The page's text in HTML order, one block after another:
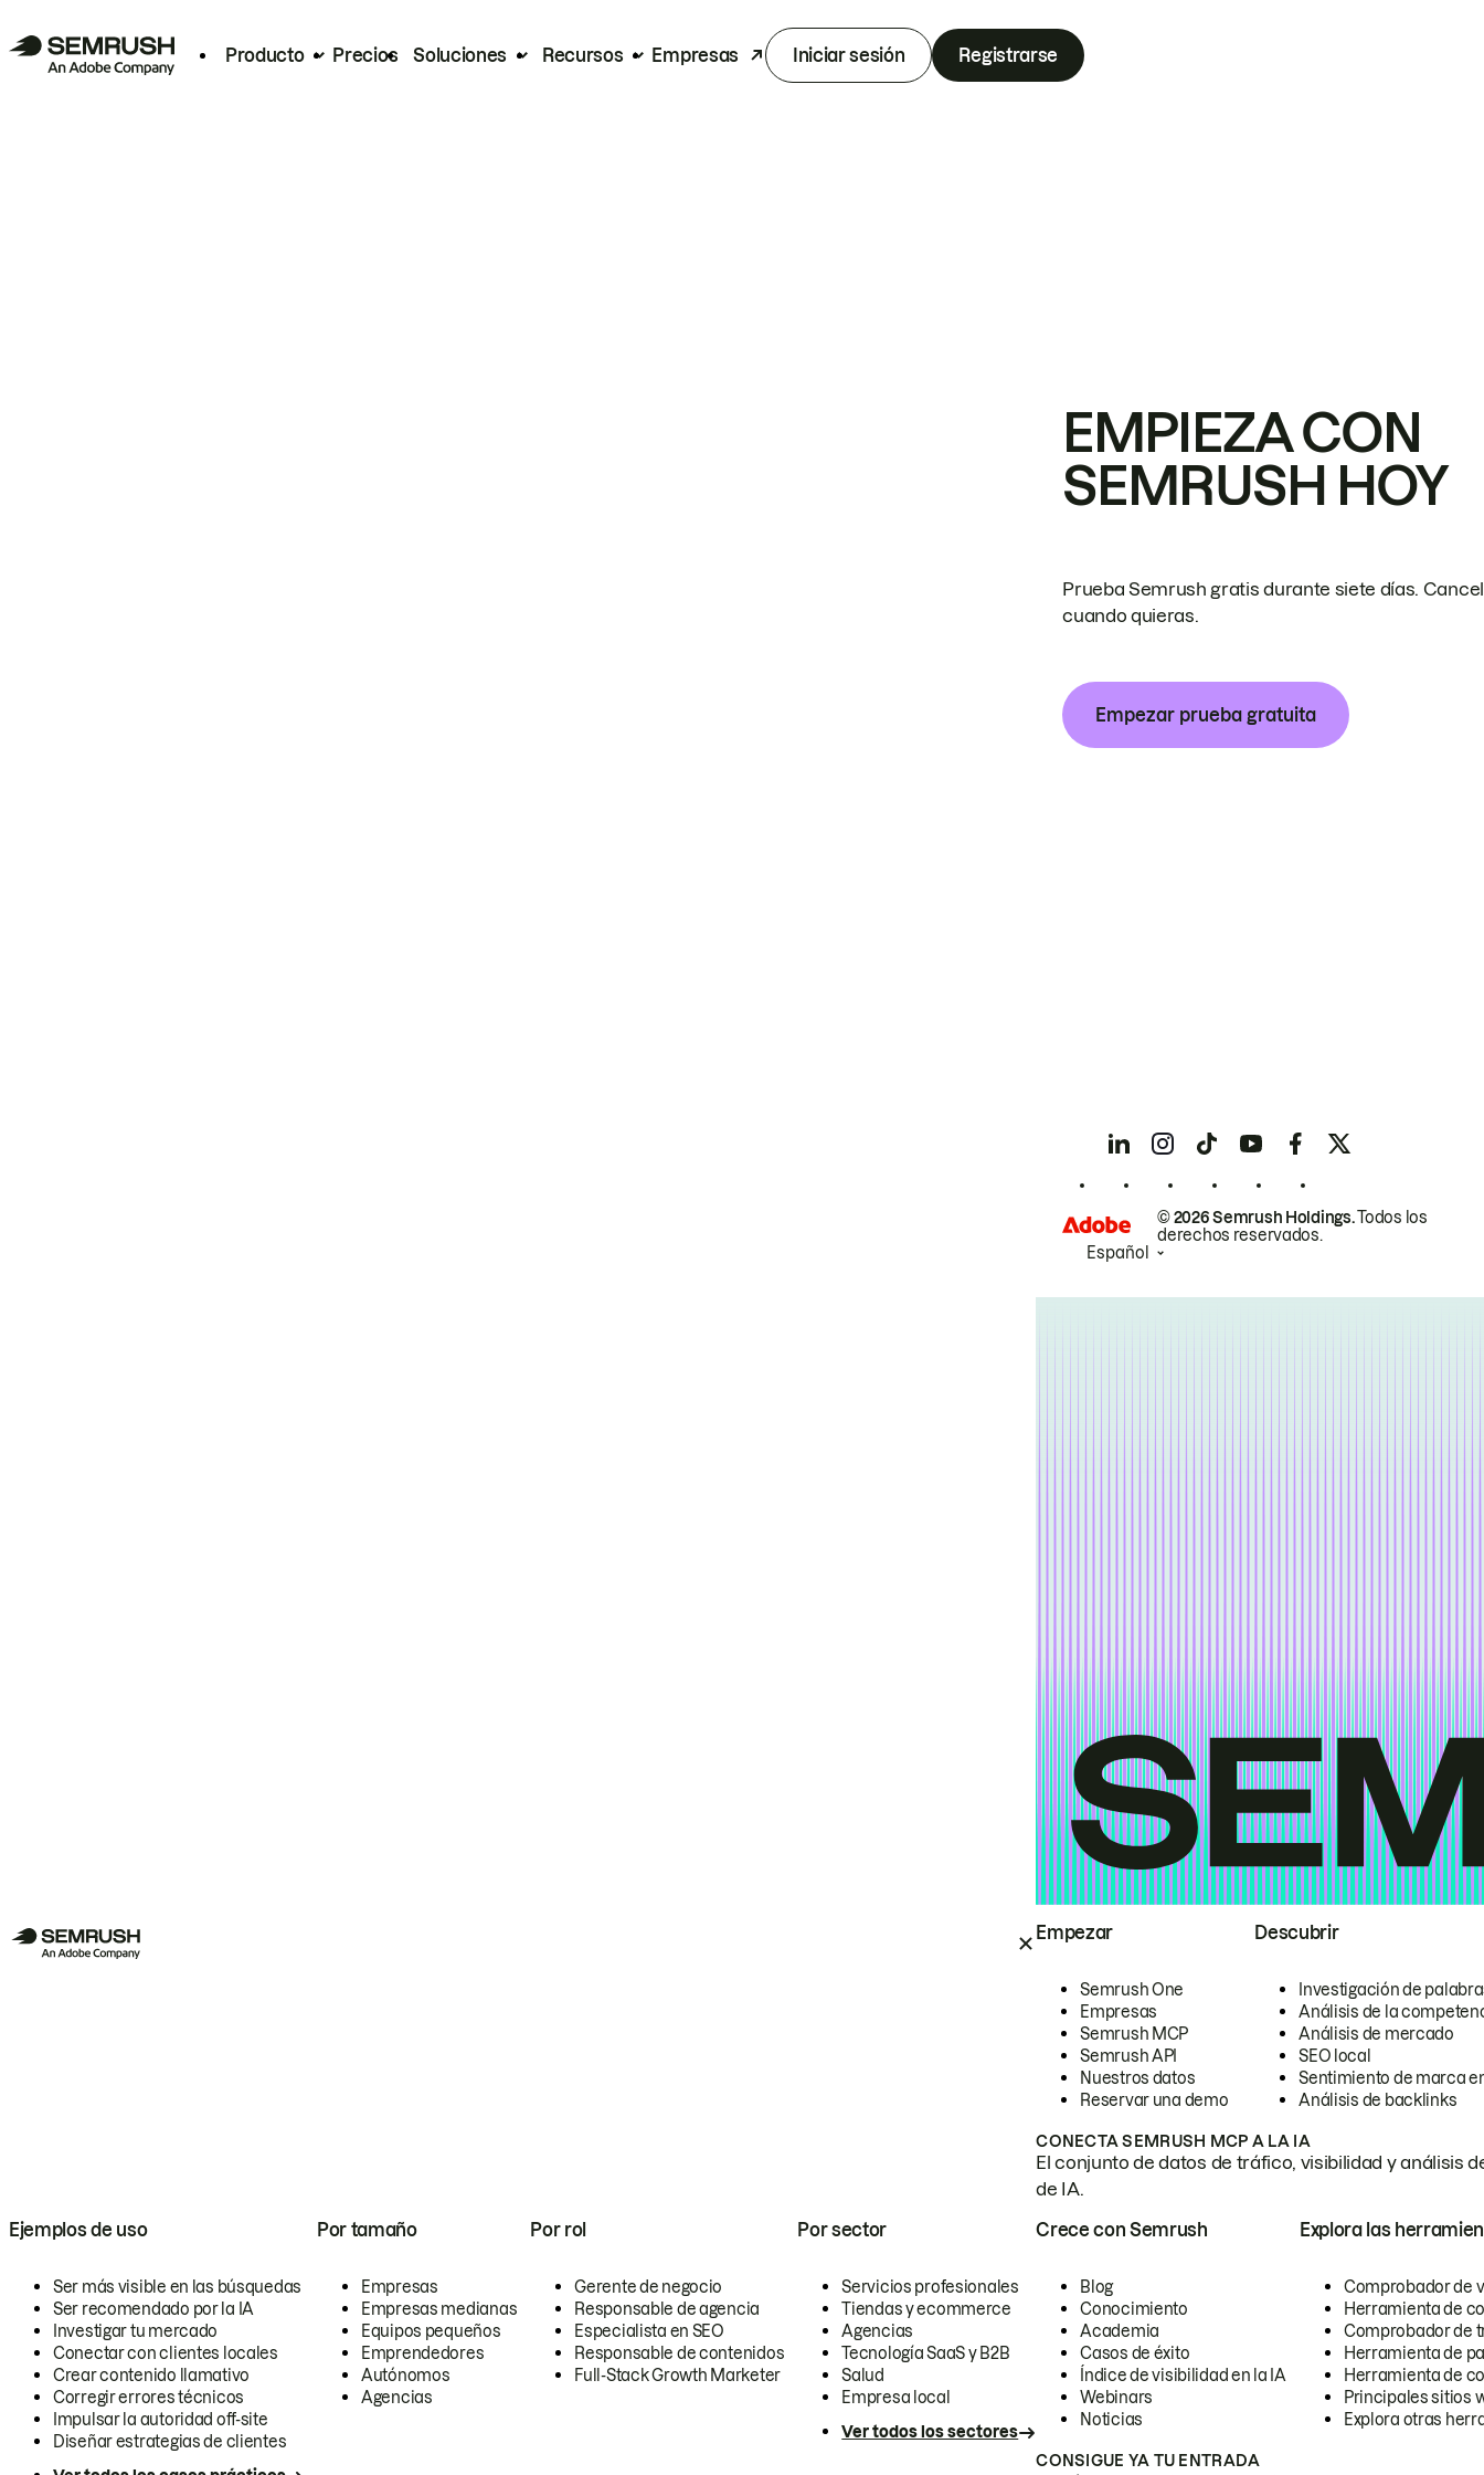
Producto Precios Soluciones Recursos Empresas Iniciar sesión Registrarse
Empezar
Semrush One
Empresas
Semrush MCP
Semrush API
Nuestros datos
Reservar una demo
Descubrir
Investigación de
Análisis de la
Análisis de mercado
SEO local
Sentimiento de marca
Análisis de backlinks
CONECTA SEMRUSH MCP A LA IA
El conjunto de datos de tráfico, visibilidad y análisis
de IA.
Ejemplos de uso
Ser más visible en las búsquedas
Ser recomendado por la IA
Investigar tu mercado
Conectar con clientes locales
Crear contenido llamativo
Corregir errores técnicos
Impulsar la autoridad off-site
Diseñar estrategias de clientes
Por tamaño
Empresas
Empresas medianas
Equipos pequeños
Emprendedores
Autónomos
Agencias
Por rol
Gerente de negocio
Responsable de agencia
Especialista en SEO
Responsable de contenidos
Full-Stack Growth Marketer
Por sector
Servicios profesionales
Tiendas y ecommerce
Agencias
Tecnología SaaS y B2B
Salud
Empresa local
Ver todos los sectores
Crece con Semrush
Blog
Conocimiento
Academia
Casos de éxito
Índice de visibilidad en la IA
Webinars
Noticias
Explora las
Comprobador de
Herramienta de
Comprobador de
Herramienta de
Herramienta de
Principales sitios
Explora otras
CONSIGUE YA TU ENTRADA
EMPIEZA CON
SEMRUSH HOY
Prueba Semrush gratis durante siete días.
cuando quieras.
Empezar prueba gratuita
© 2026 Semrush Holdings.Todos los
derechos reservados.
Español